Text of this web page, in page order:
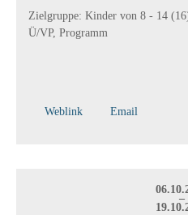
Zielgruppe: Kinder von 8 - 14
Ü/VP, Programm
Weblink Email
–